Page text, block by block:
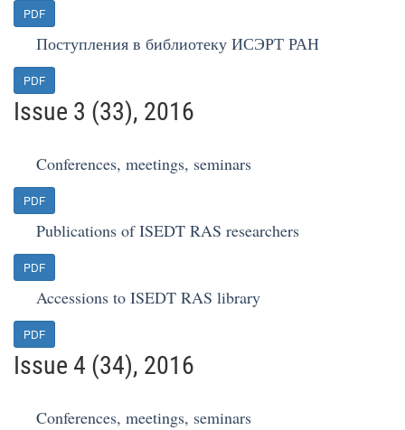
PDF
Поступления в библиотеку ИСЭРТ РАН
PDF
Issue 3 (33), 2016
Conferences, meetings, seminars
PDF
Publications of ISEDT RAS researchers
PDF
Accessions to ISEDT RAS library
PDF
Issue 4 (34), 2016
Conferences, meetings, seminars